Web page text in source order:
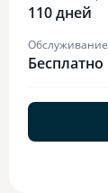
110 дней
Обслуживание
Бесплатно